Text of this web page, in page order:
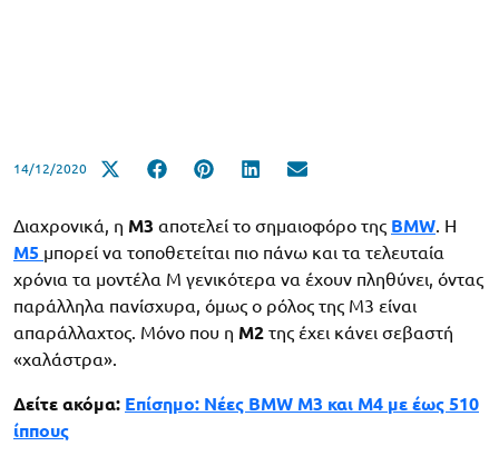
14/12/2020
Διαχρονικά, η M3 αποτελεί το σημαιοφόρο της BMW. Η
M5 μπορεί να τοποθετείται πιο πάνω και τα τελευταία
χρόνια τα μοντέλα M γενικότερα να έχουν πληθύνει, όντας
παράλληλα πανίσχυρα, όμως ο ρόλος της M3 είναι
απαράλλαχτος. Μόνο που η M2 της έχει κάνει σεβαστή
«χαλάστρα».
Δείτε ακόμα: Επίσημο: Νέες BMW M3 και M4 με έως 510
ίππους